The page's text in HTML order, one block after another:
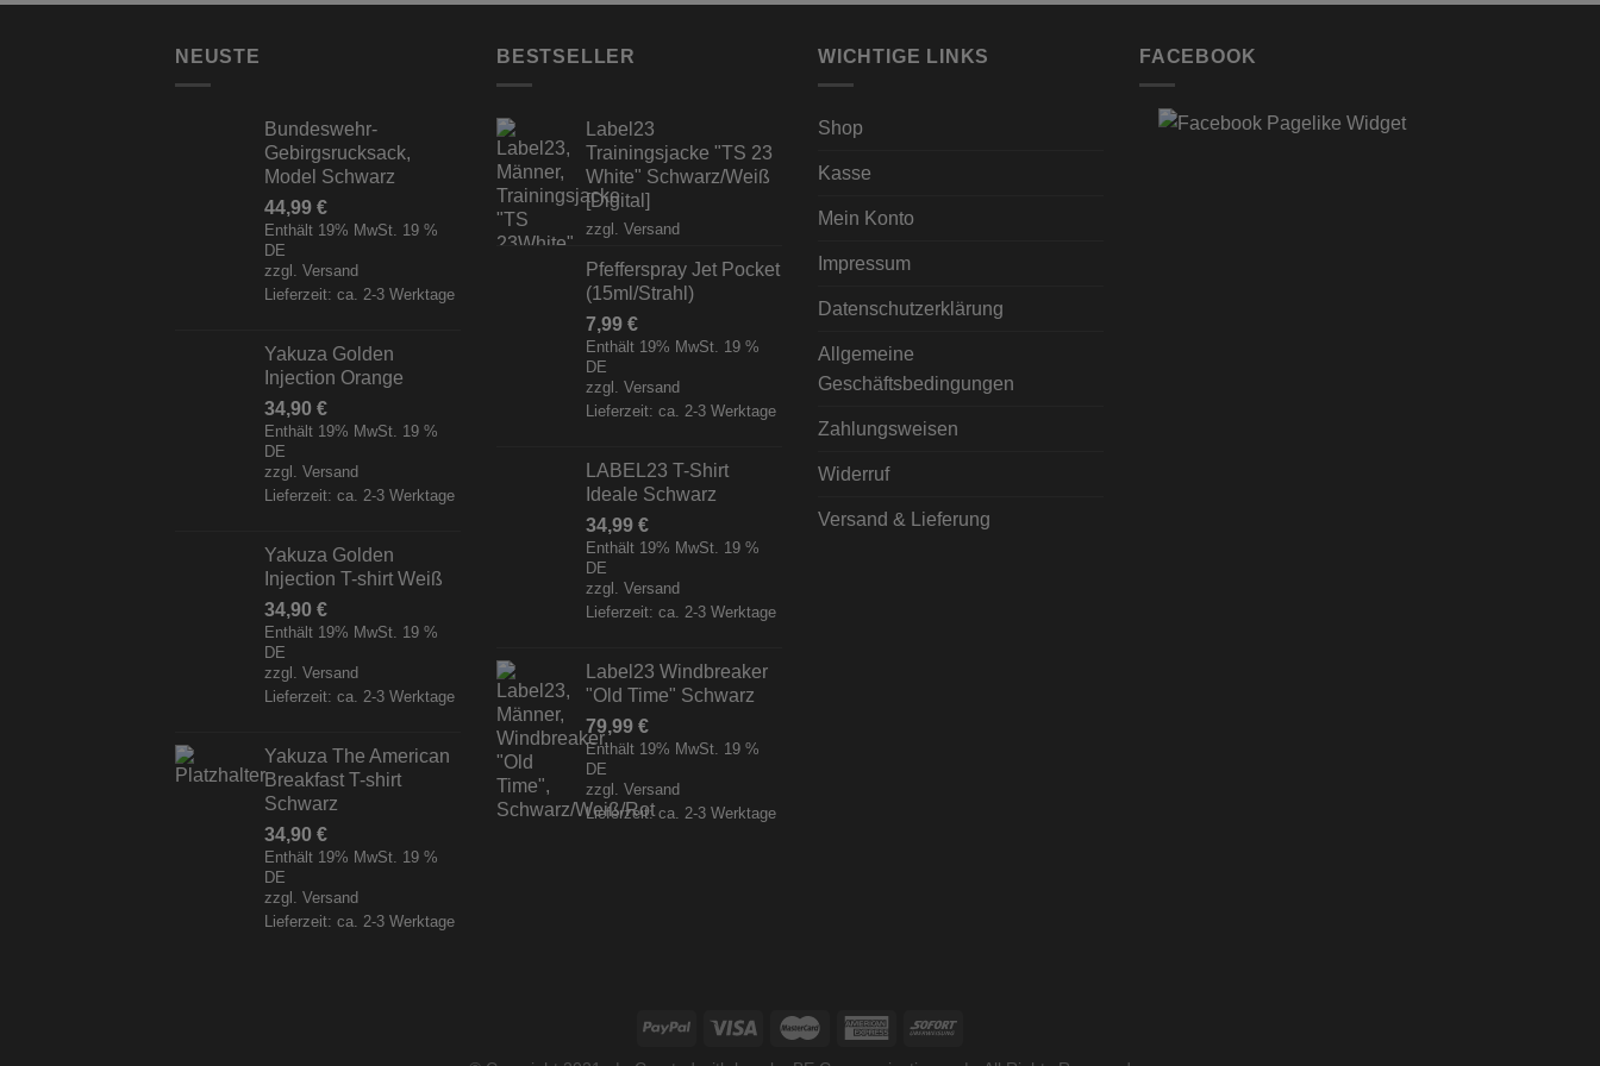
NEUSTE
Bundeswehr-
Gebirgsrucksack,
Model Schwarz
44,99 €
Enthält 19% MwSt. 19 %
DE
zzgl. Versand
Lieferzeit: ca. 2-3 Werktage
Yakuza Golden
Injection Orange
34,90 €
Enthält 19% MwSt. 19 %
DE
zzgl. Versand
Lieferzeit: ca. 2-3 Werktage
Yakuza Golden
Injection T-shirt Weiß
34,90 €
Enthält 19% MwSt. 19 %
DE
zzgl. Versand
Lieferzeit: ca. 2-3 Werktage
Yakuza The American
Breakfast T-shirt
Schwarz
34,90 €
Enthält 19% MwSt. 19 %
DE
zzgl. Versand
Lieferzeit: ca. 2-3 Werktage
BESTSELLER
Label23
Trainingsjacke "TS 23
White" Schwarz/Weiß
[Digital]
zzgl. Versand
Pfefferspray Jet Pocket
(15ml/Strahl)
7,99 €
Enthält 19% MwSt. 19 %
DE
zzgl. Versand
Lieferzeit: ca. 2-3 Werktage
LABEL23 T-Shirt
Ideale Schwarz
34,99 €
Enthält 19% MwSt. 19 %
DE
zzgl. Versand
Lieferzeit: ca. 2-3 Werktage
Label23 Windbreaker
"Old Time" Schwarz
79,99 €
Enthält 19% MwSt. 19 %
DE
zzgl. Versand
Lieferzeit: ca. 2-3 Werktage
WICHTIGE LINKS
Shop
Kasse
Mein Konto
Impressum
Datenschutzerklärung
Allgemeine
Geschäftsbedingungen
Zahlungsweisen
Widerruf
Versand & Lieferung
FACEBOOK